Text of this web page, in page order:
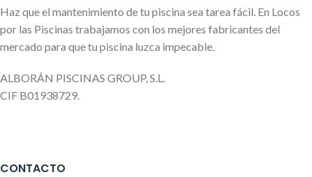
Haz que el mantenimiento de tu piscina sea tarea fácil. En Locos
por las Piscinas trabajamos con los mejores fabricantes del
mercado para que tu piscina luzca impecable.
ALBORÁN PISCINAS GROUP, S.L.
CIF B01938729.
CONTACTO